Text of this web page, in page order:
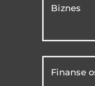
Biznes
Finanse